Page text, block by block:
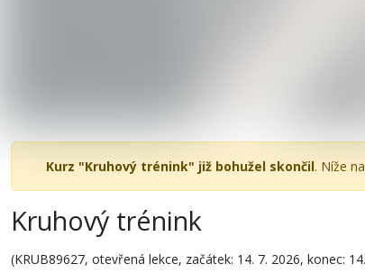
Kurz "Kruhový trénink" již bohužel skončil. Níže
Kruhový trénink
(KRUB89627, otevřená lekce, začátek: 14. 7. 2026, konec: